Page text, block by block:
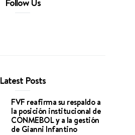
Latest Posts
FVF reafirma su respaldo a
la posición institucional de
CONMEBOL y a la gestión
de Gianni Infantino